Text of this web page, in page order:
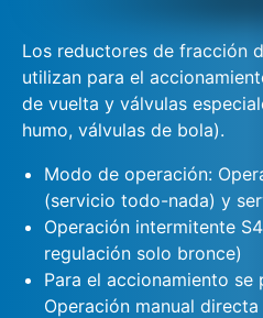
Los reductores de fracción
utilizan para el
de vuelta y válvulas
humo, válvulas de bola).
Modo de operación:
(servicio todo-nada) y
Operación intermitente
regulación solo bronce)
Para el accionamiento se
Operación manual